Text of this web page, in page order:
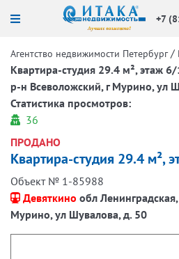
+7
Агентство недвижимости Петербург /
Квартира-студия 29.4 м², этаж
р-н Всеволожский, г Мурино, ул
Статистика просмотров:
36
ПРОДАНО
Квартира-студия 29.4 м²,
Объект № 1-85988
Девяткино обл
Мурино, ул Шувалова, д. 50